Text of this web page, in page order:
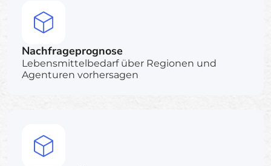
Nachfrageprognose
Lebensmittelbedarf über Regionen und
Agenturen vorhersagen